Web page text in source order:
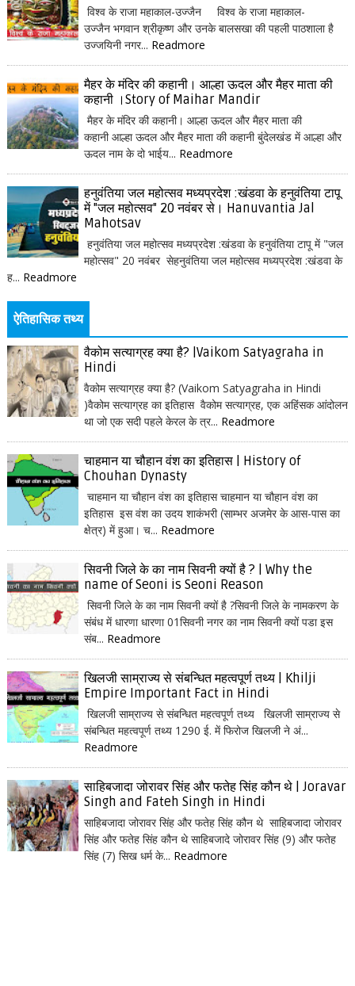
विश्व के राजा महाकाल-उज्जैन विश्व के राजा महाकाल-
उज्जैन भगवान श्रीकृष्ण और उनके बालसखा की पहली पाठशाला है
उज्जयिनी नगर... Readmore
मैहर के मंदिर की कहानी। आल्हा ऊदल और मैहर माता की
कहानी ।Story of Maihar Mandir
मैहर के मंदिर की कहानी। आल्हा ऊदल और मैहर माता की
कहानी आल्हा ऊदल और मैहर माता की कहानी बुंदेलखंड में आल्हा और
ऊदल नाम के दो भाईय... Readmore
हनुवंतिया जल महोत्सव मध्यप्रदेश :खंडवा के हनुवंतिया टापू
में "जल महोत्सव" 20 नवंबर से। Hanuvantia Jal
Mahotsav
हनुवंतिया जल महोत्सव मध्यप्रदेश :खंडवा के हनुवंतिया टापू में "जल
महोत्सव" 20 नवंबर सेहनुवंतिया जल महोत्सव मध्यप्रदेश :खंडवा के
ह... Readmore
ऐतिहासिक तथ्य
वैकोम सत्याग्रह क्या है? |Vaikom Satyagraha in
Hindi
वैकोम सत्याग्रह क्या है? (Vaikom Satyagraha in Hindi
)वैकोम सत्याग्रह का इतिहास वैकोम सत्याग्रह, एक अहिंसक आंदोलन
था जो एक सदी पहले केरल के त्र... Readmore
चाहमान या चौहान वंश का इतिहास | History of
Chouhan Dynasty
चाहमान या चौहान वंश का इतिहास चाहमान या चौहान वंश का
इतिहास इस वंश का उदय शाकंभरी (साम्भर अजमेर के आस-पास का
क्षेत्र) में हुआ। च... Readmore
सिवनी जिले के का नाम सिवनी क्यों है ? | Why the
name of Seoni is Seoni Reason
सिवनी जिले के का नाम सिवनी क्यों है ?सिवनी जिले के नामकरण के
संबंध में धारणा धारणा 01सिवनी नगर का नाम सिवनी क्यों पडा इस
संब... Readmore
खिलजी साम्राज्य से संबन्धित महत्वपूर्ण तथ्य | Khilji
Empire Important Fact in Hindi
खिलजी साम्राज्य से संबन्धित महत्वपूर्ण तथ्य खिलजी साम्राज्य से
संबन्धित महत्वपूर्ण तथ्य 1290 ई. में फिरोज खिलजी ने अं...
Readmore
साहिबजादा जोरावर सिंह और फतेह सिंह कौन थे | Joravar
Singh and Fateh Singh in Hindi
साहिबजादा जोरावर सिंह और फतेह सिंह कौन थे साहिबजादा जोरावर
सिंह और फतेह सिंह कौन थे साहिबजादे जोरावर सिंह (9) और फतेह
सिंह (7) सिख धर्म के... Readmore